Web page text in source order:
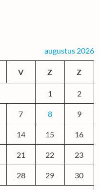
augustus 2026
V Z Z
1 2
7 8 9
14 15 16
21 22 23
28 29 30